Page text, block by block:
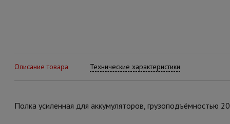
Описание товара Технические характеристики
Полка усиленная для аккумуляторов, грузоподъёмностью